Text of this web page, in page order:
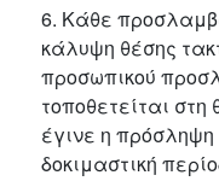
6. Κάθε
κάλυψη θέσης
προσωπικού
τοποθετείται
έγινε η πρόσληψη
δοκιμαστική